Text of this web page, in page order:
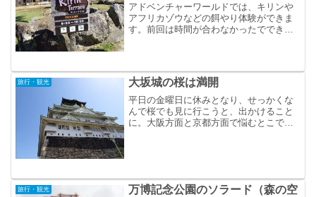
アドベンチャーワールドでは、キリンや
アフリカゾウなどの餌やり体験ができま
す。前回は時間が合わなかったでできな
旅行・観光 大坂城の桜は満開
平日の金曜日に休みとなり、せっかくな
んで桜でも見に行こうと、出かけること
に。大阪方面と京都方面で悩むとこです
旅行・観光
万博記念公園のソラード（森の空